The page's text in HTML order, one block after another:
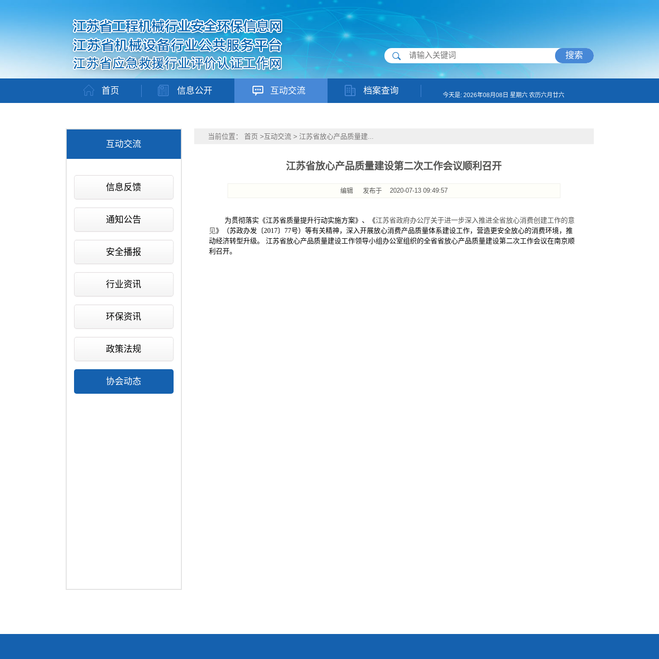
搜索
首页 信息公开 互动交流 档案查询 今天是: 2026年08月08日 星期六 农历六月廿六
互动交流
信息反馈
通知公告
安全播报
行业资讯
环保资讯
政策法规
协会动态
当前位置： 首页 >互动交流> 江苏省放心产品质量建...
江苏省放心产品质量建设第二次工作会议顺利召开
编辑发布于 2020-07-13 09:49:57
为贯彻落实《江苏省质量提升行动实施方案》、《江苏省政府办公厅关于进一步深入推进全省放心消费创建工作的意
见》（苏政办发〔2017〕77号）等有关精神， 深入开展放心消费产品质量体系建设工作，营造更安全放心的消费环境，推
动经济转型升级。 江苏省放心产品质量建设工作领导小组办公室组织的全省省放心产品质量建设第二次工作会议在南京顺
利召开。